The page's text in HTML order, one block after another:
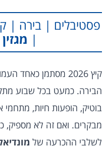
|
קיץ 2026 מסתמן
הבירה. כמעט בכל שבוע
בוטיק, הופעות חיות, מתחמי
מבקרים. ואם זה לא מספיק,
לשלבי ההכרעה של מונדיאל